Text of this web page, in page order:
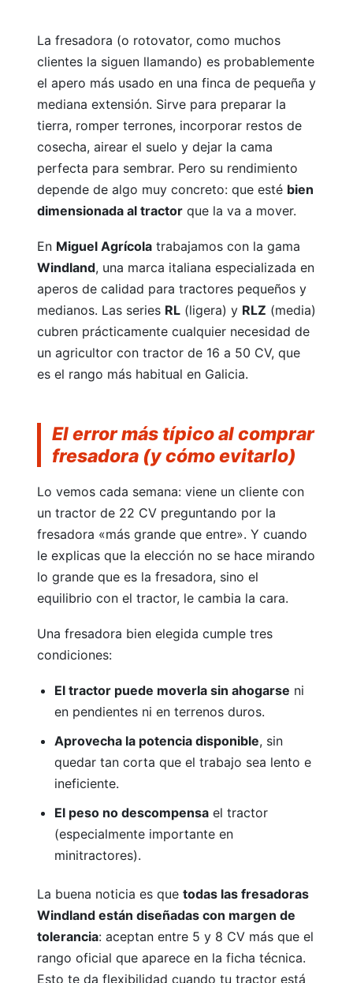
Trituradoras
Rotovator/Fresadora
Desbrozadoras
Retroexcavadoras
Arados
Arranca patatas
La fresadora (o rotovator, como muchos
clientes la siguen llamando) es probablemente
el apero más usado en una finca de pequeña y
mediana extensión. Sirve para preparar la
tierra, romper terrones, incorporar restos de
cosecha, airear el suelo y dejar la cama
perfecta para sembrar. Pero su rendimiento
depende de algo muy concreto: que esté bien
dimensionada al tractor que la va a mover.
En Miguel Agrícola trabajamos con la gama
Windland, una marca italiana especializada en
aperos de calidad para tractores pequeños y
medianos. Las series RL (ligera) y RLZ (media)
cubren prácticamente cualquier necesidad de
un agricultor con tractor de 16 a 50 CV, que
es el rango más habitual en Galicia.
El error más típico al comprar
fresadora (y cómo evitarlo)
Lo vemos cada semana: viene un cliente con
un tractor de 22 CV preguntando por la
fresadora «más grande que entre». Y cuando
le explicas que la elección no se hace mirando
lo grande que es la fresadora, sino el
equilibrio con el tractor, le cambia la cara.
Una fresadora bien elegida cumple tres
condiciones:
El tractor puede moverla sin ahogarse ni
en pendientes ni en terrenos duros.
Aprovecha la potencia disponible, sin
quedar tan corta que el trabajo sea lento e
ineficiente.
El peso no descompensa el tractor
(especialmente importante en
minitractores).
La buena noticia es que todas las fresadoras
Windland están diseñadas con margen de
tolerancia: aceptan entre 5 y 8 CV más que el
rango oficial que aparece en la ficha técnica.
Esto te da flexibilidad cuando tu tractor está